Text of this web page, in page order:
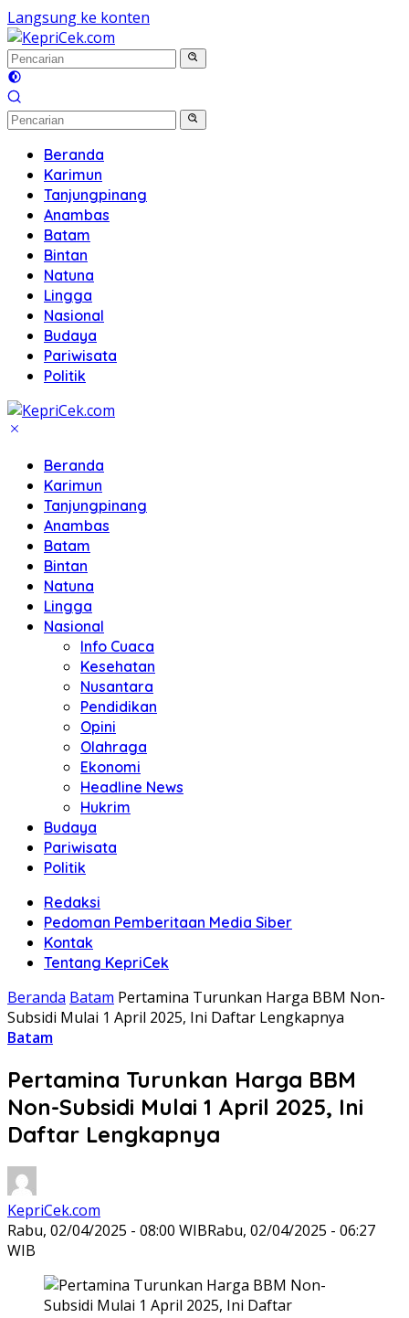
Langsung ke konten
Beranda
Karimun
Tanjungpinang
Anambas
Batam
Bintan
Natuna
Lingga
Nasional
Budaya
Pariwisata
Politik
Beranda
Karimun
Tanjungpinang
Anambas
Batam
Bintan
Natuna
Lingga
Nasional
Info Cuaca
Kesehatan
Nusantara
Pendidikan
Opini
Olahraga
Ekonomi
Headline News
Hukrim
Budaya
Pariwisata
Politik
Redaksi
Pedoman Pemberitaan Media Siber
Kontak
Tentang KepriCek
Beranda Batam Pertamina Turunkan Harga BBM Non-
Subsidi Mulai 1 April 2025, Ini Daftar Lengkapnya
Batam
Pertamina Turunkan Harga BBM
Non-Subsidi Mulai 1 April 2025, Ini
Daftar Lengkapnya
KepriCek.com
Rabu, 02/04/2025 - 08:00 WIBRabu, 02/04/2025 - 06:27
WIB